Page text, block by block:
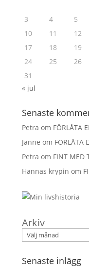
3
4 5
10
11 12
17
18 19
24
25 26
31
« jul
Senaste
Petra om FÖRLÅTA
Janne om FÖRLÅTA
Petra om FINT MED
Hannas krypin om
Arkiv
Senaste inlägg